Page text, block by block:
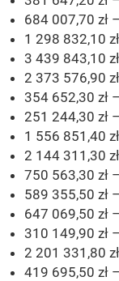
684 007,70 zł
1 298 832,10
3 439 843,10
2 373 576,90
354 652,30 zł
251 244,30 zł
1 556 851,40
2 144 311,30
750 563,30 zł
589 355,50 zł
647 069,50 zł
310 149,90 zł
2 201 331,80
419 695,50 zł